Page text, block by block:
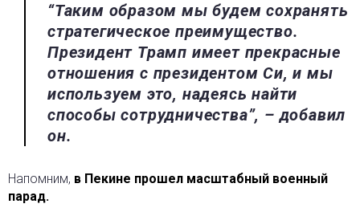
“Таким образом мы будем сохранять
стратегическое преимущество.
Президент Трамп имеет прекрасные
отношения с президентом Си, и мы
используем это, надеясь найти
способы сотрудничества”, – добавил
он.
Напомним, в Пекине прошел масштабный военный
парад.